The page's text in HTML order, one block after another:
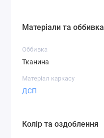
Матеріали та оббивка
Оббивка
Тканина
Матеріал каркасу
ДСП
Колір та оздоблення